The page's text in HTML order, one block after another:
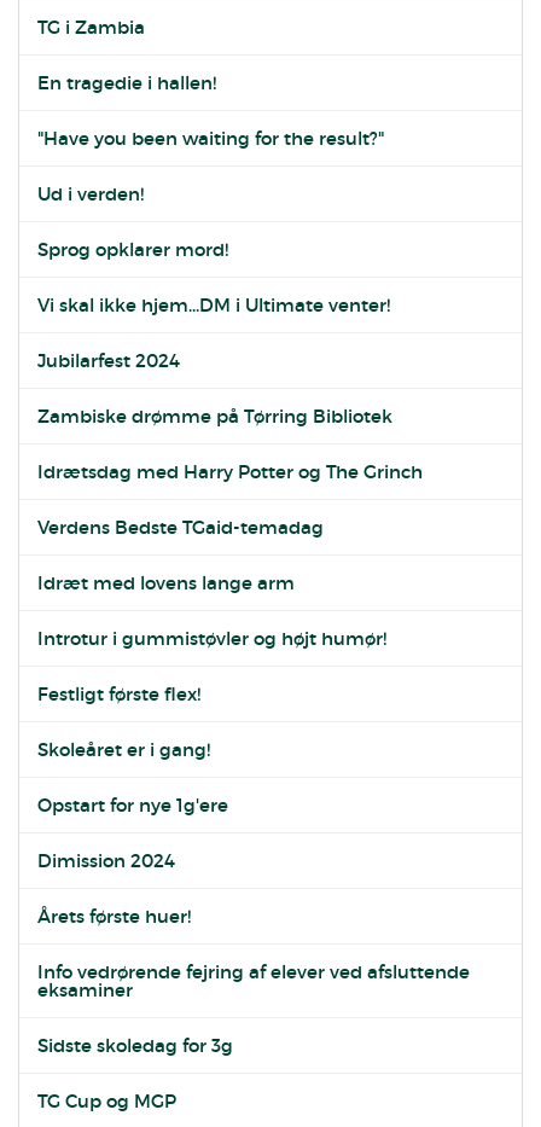
TG i Zambia
En tragedie i hallen!
"Have you been waiting for the result?"
Ud i verden!
Sprog opklarer mord!
Vi skal ikke hjem...DM i Ultimate venter!
Jubilarfest 2024
Zambiske drømme på Tørring Bibliotek
Idrætsdag med Harry Potter og The Grinch
Verdens Bedste TGaid-temadag
Idræt med lovens lange arm
Introtur i gummistøvler og højt humør!
Festligt første flex!
Skoleåret er i gang!
Opstart for nye 1g'ere
Dimission 2024
Årets første huer!
Info vedrørende fejring af elever ved afsluttende
eksaminer
Sidste skoledag for 3g
TG Cup og MGP